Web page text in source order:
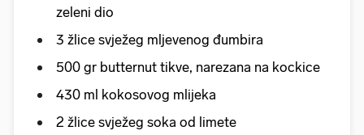
zeleni dio
3 žlice svježeg mljevenog đumbira
500 gr butternut tikve, narezana na kockice
430 ml kokosovog mlijeka
2 žlice svježeg soka od limete